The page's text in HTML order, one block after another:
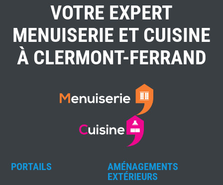
VOTRE EXPERT
MENUISERIE ET CUISINE
À CLERMONT-FERRAND
PORTAILS
AMÉNAGEMENTS
EXTÉRIEURS